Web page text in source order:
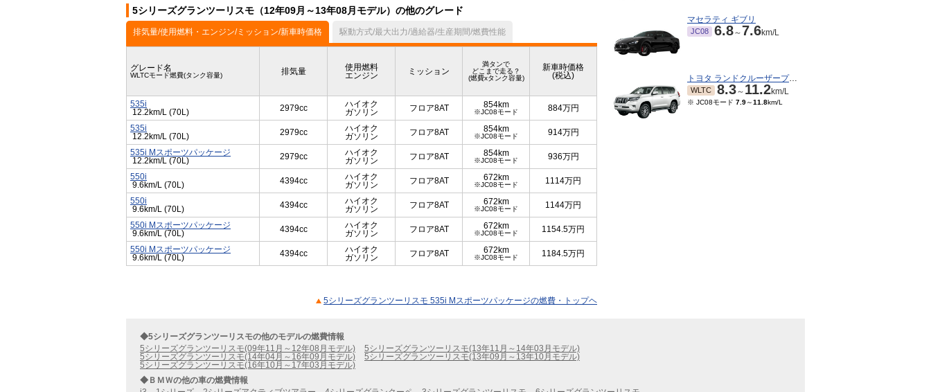
5シリーズグランツーリスモ（12年09月～13年08月モデル）の他のグレード
排気量/使用燃料・エンジン/ミッション/新車時価格 駆動方式/最大出力/過給器/生産期間/燃費性能
グレード名
WLTCモード燃費(タンク容量) 排気量
使用燃料
エンジン
ミッション
満タンで
どこまで走る？
(燃費xタンク容量)
新車時価格
(税込)
535i
12.2km/L (70L)
2979cc
ハイオク
ガソリン
フロア8AT 854km
※JC08モード 884万円
535i
12.2km/L (70L)
2979cc
ハイオク
ガソリン
フロア8AT 854km
※JC08モード 914万円
535i Mスポーツパッケージ
12.2km/L (70L)
2979cc
ハイオク
ガソリン
フロア8AT 854km
※JC08モード 936万円
550i
9.6km/L (70L)
4394cc
ハイオク
ガソリン
フロア8AT 672km
※JC08モード 1114万円
550i
9.6km/L (70L)
4394cc
ハイオク
ガソリン
フロア8AT 672km
※JC08モード 1144万円
550i Mスポーツパッケージ
9.6km/L (70L)
4394cc
ハイオク
ガソリン
フロア8AT 672km
※JC08モード 1154.5万円
550i Mスポーツパッケージ
9.6km/L (70L)
4394cc
ハイオク
ガソリン
フロア8AT 672km
※JC08モード 1184.5万円
5シリーズグランツーリスモ 535i Mスポーツパッケージの燃費・トップヘ
マセラティ ギブリ
JC08 6.8～7.6km/L
トヨタ ランドクルーザープラド
WLTC 8.3～ 11.2km/L
※ JC08モード 7.9～11.8km/L
◆5シリーズグランツーリスモの他のモデルの燃費情報
5シリーズグランツーリスモ(09年11月～12年08月モデル)
5シリーズグランツーリスモ(13年11月～14年03月モデル)
5シリーズグランツーリスモ(14年04月～16年09月モデル)
5シリーズグランツーリスモ(13年09月～13年10月モデル)
5シリーズグランツーリスモ(16年10月～17年03月モデル)
◆ＢＭＷの他の車の燃費情報